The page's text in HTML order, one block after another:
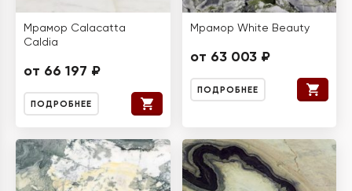
Мрамор Calacatta
Caldia
от 66 197 ₽
ПОДРОБНЕЕ
Мрамор White Beauty
от 63 003 ₽
ПОДРОБНЕЕ